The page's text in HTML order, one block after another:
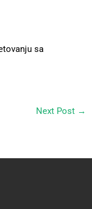
sa
Next Post →